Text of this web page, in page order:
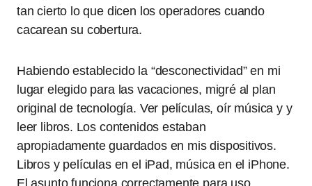
tan cierto lo que dicen los operadores cuando
cacarean su cobertura.
Habiendo establecido la “desconectividad” en mi
lugar elegido para las vacaciones, migré al plan
original de tecnología. Ver películas, oír música y y
leer libros. Los contenidos estaban
apropiadamente guardados en mis dispositivos.
Libros y películas en el iPad, música en el iPhone.
El asunto funciona correctamente para uso